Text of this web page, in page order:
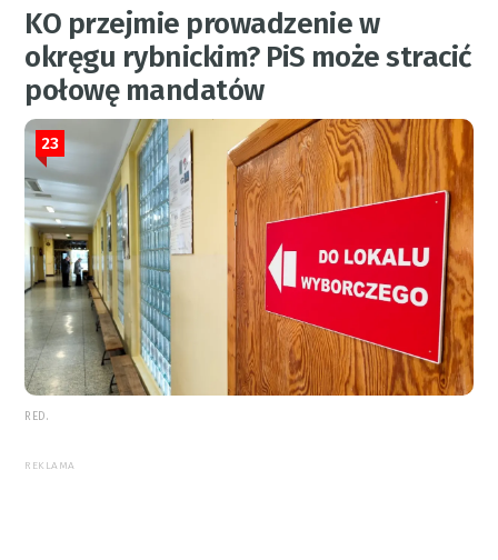
KO przejmie prowadzenie w
okręgu rybnickim? PiS może stracić
połowę mandatów
23
RED.
REKLAMA